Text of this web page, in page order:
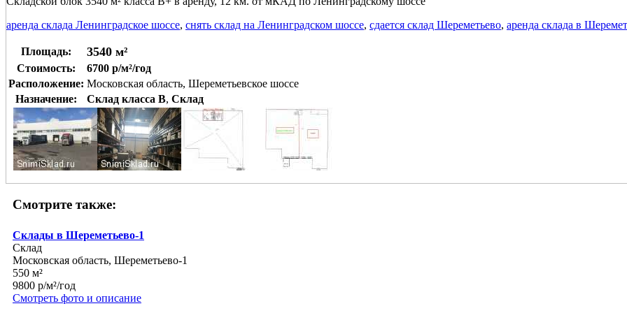
аренда склада Ленинградское шоссе, снять склад на Ленинградском шоссе, сдается склад Шереметьево, аренда склада в
Площадь: 3540 м²
Стоимость:
6700 р/м²/год
Расположение: Московская область, Шереметьевское шоссе
Назначение:
Склад класса B, Склад
Смотрите также:
Склады в Шереметьево-1
Склад
Московская область, Шереметьево-1
550 м²
9800 р/м²/год
Смотреть фото и описание